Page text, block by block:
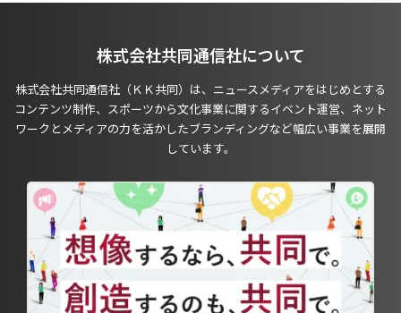
株式会社共同通信社について
株式会社共同通信社（ＫＫ共同）は、ニュースメディアをはじめとする
コンテンツ制作、スポーツから文化事業に関するイベント運営、ネット
ワークとメディアの力を活かしたブランディングなど幅広い事業を展開
しています。